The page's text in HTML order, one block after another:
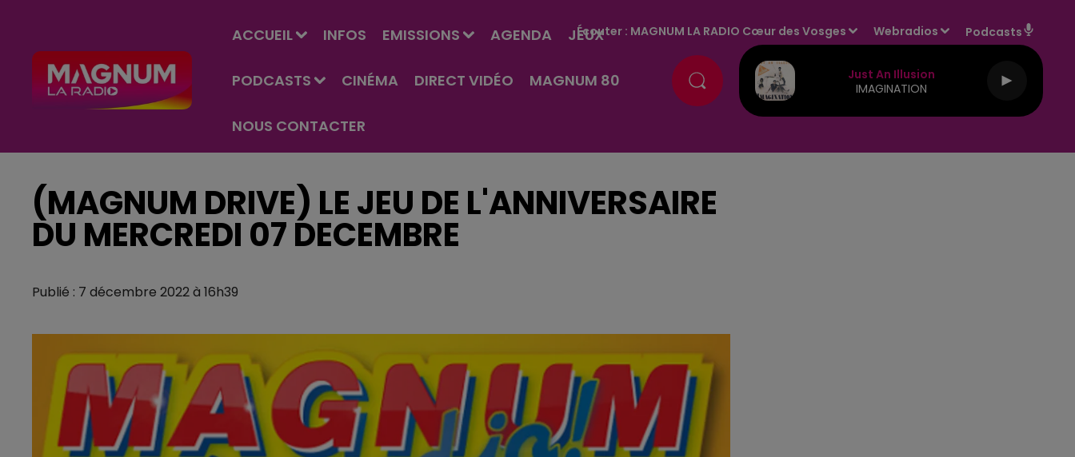
ACCUEIL INFOS EMISSIONS AGENDA JEUX
PODCASTS CINÉMA DIRECT VIDÉO MAGNUM 80
NOUS CONTACTER
Écouter : MAGNUM LA RADIO Cœur des Vosges Webradios Podcasts
Just An Illusion
IMAGINATION
(MAGNUM DRIVE) LE JEU DE L'ANNIVERSAIRE
DU MERCREDI 07 DECEMBRE
Publié : 7 décembre 2022 à 16h39